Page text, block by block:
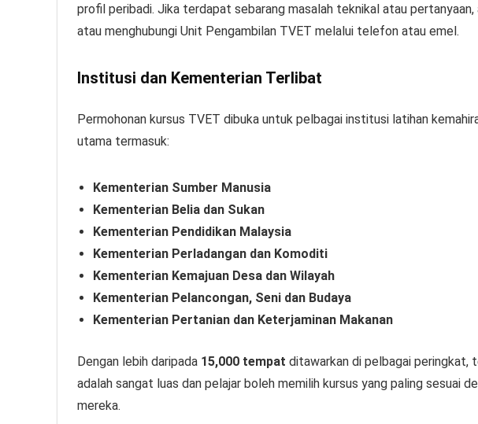
profil peribadi. Jika terdapat sebarang masalah teknikal atau pertanyaan,
atau menghubungi Unit Pengambilan TVET melalui telefon atau emel.
Institusi dan Kementerian Terlibat
Permohonan kursus TVET dibuka untuk pelbagai institusi latihan
utama termasuk:
Kementerian Sumber Manusia
Kementerian Belia dan Sukan
Kementerian Pendidikan Malaysia
Kementerian Perladangan dan Komoditi
Kementerian Kemajuan Desa dan Wilayah
Kementerian Pelancongan, Seni dan Budaya
Kementerian Pertanian dan Keterjaminan Makanan
Dengan lebih daripada 15,000 tempat ditawarkan di pelbagai peringkat,
adalah sangat luas dan pelajar boleh memilih kursus yang paling sesuai
mereka.